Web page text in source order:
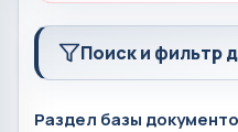
Поиск и фильтр
Раздел базы